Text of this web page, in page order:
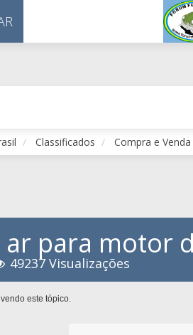
Classificados Compra e
para motor
49237 Visualizações
este tópico.